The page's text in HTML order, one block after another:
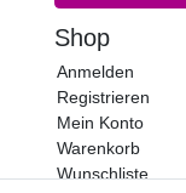
Shop
Anmelden
Registrieren
Mein Konto
Warenkorb
Wunschliste